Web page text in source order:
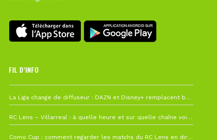
FIL D’INFO
La Liga change de diffuseur : DAZN et Disney+ remplacent beIN Sports !
RC Lens – Villarreal : à quelle heure et sur quelle chaîne voir la finale de la Como Cup ?
Como Cup : comment regarder les matchs du RC Lens en direct ?